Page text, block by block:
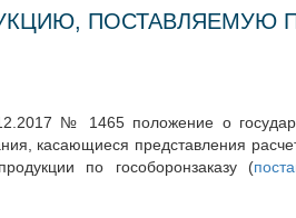
ПОСТАВЛЯЕМУЮ
№ 1465 положение о
касающиеся представления
по гособоронзаказу (